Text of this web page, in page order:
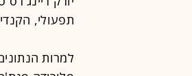
תפעולי, הקנדיאנס עם 59.8 מיליון דולר,